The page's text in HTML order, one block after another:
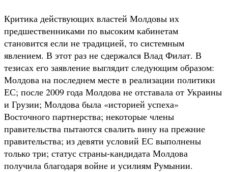
Критика действующих властей Молдовы их
предшественниками по высоким кабинетам
становится если не традицией, то системным
явлением. В этот раз не сдержался Влад Филат. В
тезисах его заявление выглядит следующим образом:
Молдова на последнем месте в реализации политики
ЕС; после 2009 года Молдова не отставала от Украины
и Грузии; Молдова была «историей успеха»
Восточного партнерства; некоторые члены
правительства пытаются свалить вину на прежние
правительства; из девяти условий ЕС выполнены
только три; статус страны-кандидата Молдова
получила благодаря войне и усилиям Румынии.